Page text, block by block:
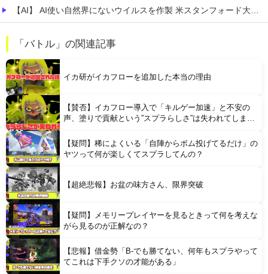
【AI】 AI使い自然界にないウイルスを作製 米スタンフォード大学が成果発表
【悲痛】 溺れた11歳息子を助けようと川へ…40歳父親が死亡 息子は母親が救助 愛知
Powered by livedoor 相互RSS
「バトル」の関連記事
イカ研がイカフローを追加した本当の理由
【賛否】イカフロー導入で「キルゲー加速」と不安の
声、塗りで貢献という”スプラらしさ”は失われてしまう
【疑問】稀によくいる「自陣からボム投げてるだけ」の
ヤツって何が楽しくてスプラしてんの？
【超絶悲報】お盆の味方さん、限界突破
【疑問】メモリープレイヤーを見るときって何を考えな
がら見るのが正解なの？
【悲報】借金勢「B-でも勝てない、何年もスプラやって
てこれは下手クソの才能がある」